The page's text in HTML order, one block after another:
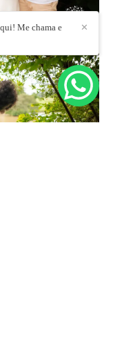
✕
Me chama e